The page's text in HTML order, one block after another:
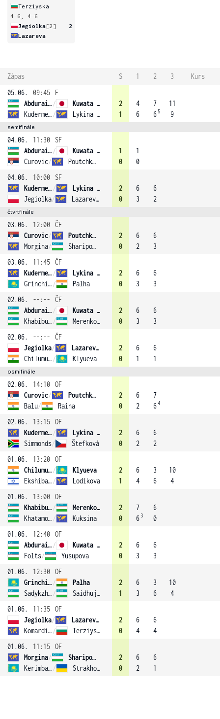
Terziyska
4-6, 4-6
Jegiolka[2]
2
Lazareva
Zápas S 1 2 3
Kurs
05.06.
09:45
F
Abduraimova /
Kuwata (1)
Kudermetova / Lykina (3)
2
1
4
6
7
6 5
11
9
semifinále
04.06. 11:30
SF
Abduraimova /
Kuwata (1)
Curovic/ Poutchkova
1
0
1
0
04.06.
10:00
SF
Kudermetova /
Lykina (3)
Jegiolka/ Lazareva (2)
2
0
6
3
6
2
čtvrtfinále
03.06. 12:00 ČF
Curovic/
Poutchkova
Morgina/ Sharipova (4)
2
0
6
2
6
3
03.06.
11:45 ČF
Kudermetova /
Lykina (3)
Grinchishina / Palha
2
0
6
3
6
3
02.06.
--:--
ČF
Abduraimova /
Kuwata (1)
Khabibulina / Merenkova
2
0
6
3
6
3
02.06.
--:--
ČF
Jegiolka/
Lazareva (2)
Chilumula / Klyueva
2
0
6
1
6
1
osmifinále
02.06. 14:10 OF
Curovic/
Poutchkova
Balu/ Raina
2
0
6
2
7
64
02.06. 13:15 OF
Kudermetova /
Lykina (3)
Simmonds/ Štefková
2
0
6
2
6
2
01.06.
13:20 OF
Chilumula /
Klyueva
Ekshibarova / Lodikova
2
1
6
4
3
6
10
4
01.06.
13:00 OF
Khabibulina /
Merenkova
Khatamova / Kuksina
2
0
7
6 3
6
0
01.06.
12:40 OF
Abduraimova /
Kuwata (1)
Folts/ Yusupova
2
0
6
3
6
3
01.06.
12:30 OF
Grinchishina /
Palha
Sadykzhanova / Saidhujaeva
2
1
6
3
3
6
10
4
01.06.
11:35 OF
Jegiolka/
Lazareva (2)
Komardina / Terziyska
2
0
6
4
6
4
01.06.
11:15 OF
Morgina/
Sharipova (4)
Kerimbayeva / Strakhova
2
0
6
2
6
1